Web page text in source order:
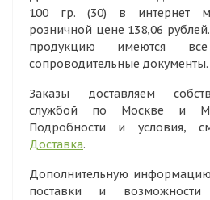
100 гр. (30) в интернет
розничной цене 138,06
продукцию имеются
сопроводительные документы.
Заказы доставляем
службой по Москве и
Подробности и условия,
Доставка.
Дополнительную
поставки и возможности